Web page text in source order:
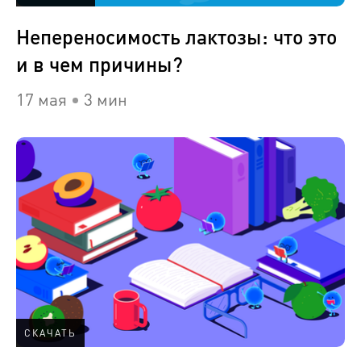
Непереносимость лактозы: что это
и в чем причины?
17 мая 3 мин
СКАЧАТЬ